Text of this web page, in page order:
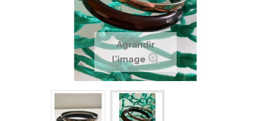
Agrandir
l'image